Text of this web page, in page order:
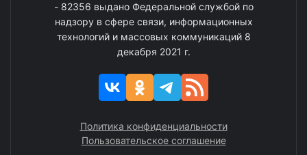
- 82356 выдано Федеральной службой по
надзору в сфере связи, информационных
технологий и массовых коммуникаций 8
декабря 2021 г.
Политика конфиденциальности
Пользовательское соглашение